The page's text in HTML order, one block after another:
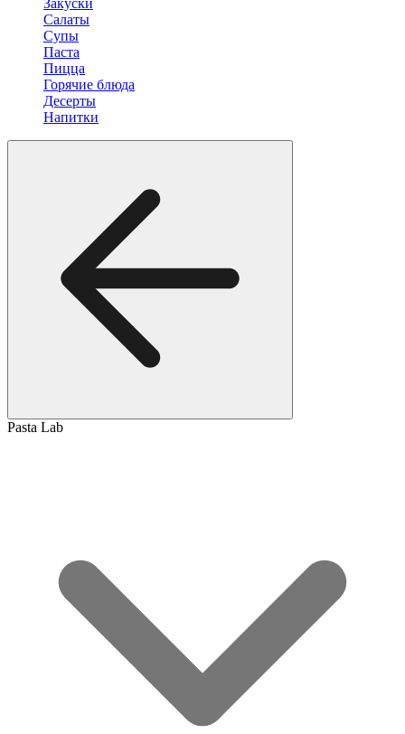
Закуски
Салаты
Супы
Паста
Пицца
Горячие блюда
Десерты
Напитки
Pasta Lab